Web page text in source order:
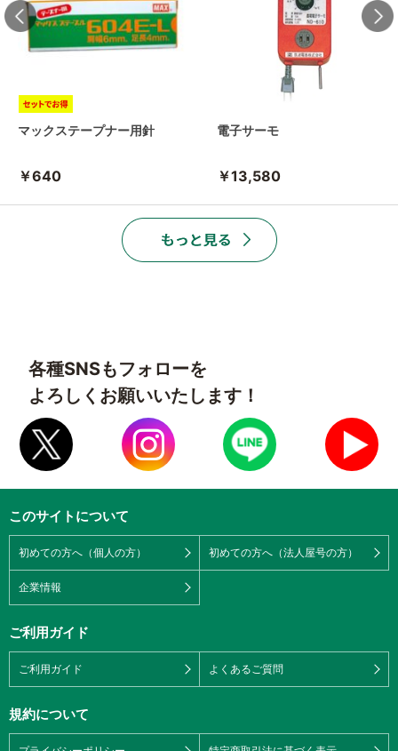
マックステープナー用針
￥640
電子サーモ
￥13,580
各種SNSもフォローを
よろしくお願いいたします！
このサイトについて
初めての方へ（個人の方） 初めての方へ（法人屋号の方）
企業情報
ご利用ガイド
ご利用ガイド よくあるご質問
規約について